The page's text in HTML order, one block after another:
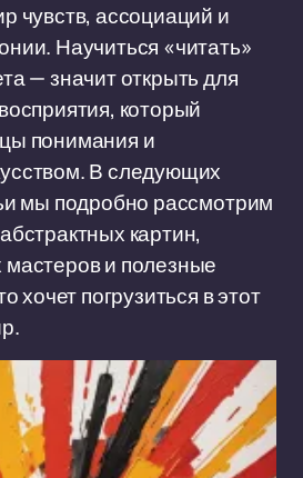
чувств, ассоциаций и
Научиться «читать»
— значит открыть для
который
понимания и
В следующих
мы подробно рассмотрим
картин,
и полезные
хочет погрузиться в этот